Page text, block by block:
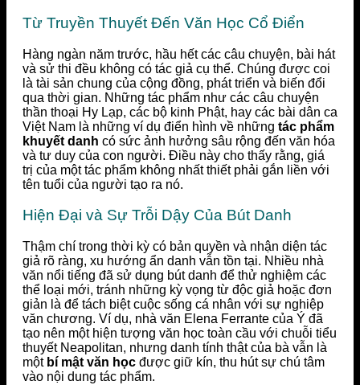
Từ Truyền Thuyết Đến Văn Học Cổ Điển
Hàng ngàn năm trước, hầu hết các câu chuyện, bài hát
và sử thi đều không có tác giả cụ thể. Chúng được coi
là tài sản chung của cộng đồng, phát triển và biến đổi
qua thời gian. Những tác phẩm như các câu chuyện
thần thoại Hy Lạp, các bộ kinh Phật, hay các bài dân ca
Việt Nam là những ví dụ điển hình về những tác phẩm
khuyết danh có sức ảnh hưởng sâu rộng đến văn hóa
và tư duy của con người. Điều này cho thấy rằng, giá
trị của một tác phẩm không nhất thiết phải gắn liền với
tên tuổi của người tạo ra nó.
Hiện Đại và Sự Trỗi Dậy Của Bút Danh
Thậm chí trong thời kỳ có bản quyền và nhận diện tác
giả rõ ràng, xu hướng ẩn danh vẫn tồn tại. Nhiều nhà
văn nổi tiếng đã sử dụng bút danh để thử nghiệm các
thể loại mới, tránh những kỳ vọng từ độc giả hoặc đơn
giản là để tách biệt cuộc sống cá nhân với sự nghiệp
văn chương. Ví dụ, nhà văn Elena Ferrante của Ý đã
tạo nên một hiện tượng văn học toàn cầu với chuỗi tiểu
thuyết Neapolitan, nhưng danh tính thật của bà vẫn là
một bí mật văn học được giữ kín, thu hút sự chú tâm
vào nội dung tác phẩm.